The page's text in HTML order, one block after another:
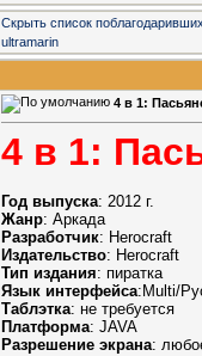
Скрыть список поблагодаривших
ultramarin
4 в 1:
4 в 1:
Год выпуска: 2012 г.
Жанр: Аркада
Разработчик: Herocraft
Издательство: Herocraft
Тип издания: пиратка
Язык интерфейса:Multi/
Таблэтка: не требуется
Платформа: JAVA
Разрешение экрана: